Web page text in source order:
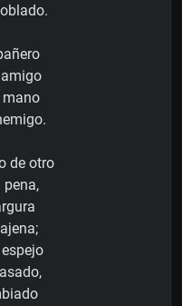
mano
de otro